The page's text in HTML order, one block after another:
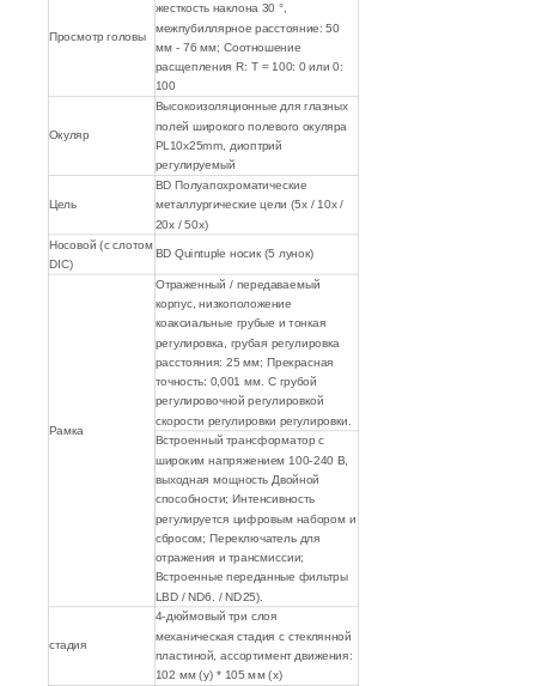
Просмотр головы
жесткость наклона 30 °,
межпубиллярное расстояние: 50
мм - 76 мм; Соотношение
расщепления R: T = 100: 0 или 0:
100
Окуляр
Высокоизоляционные для глазных
полей широкого полевого окуляра
PL10x25mm, диоптрий
регулируемый
Цель
BD Полуапохроматические
металлургические цели (5x / 10x /
20x / 50x)
Носовой (с слотом
DIC)
BD Quintuple носик (5 лунок)
Рамка
Отраженный / передаваемый
корпус, низкоположение
коаксиальные грубые и тонкая
регулировка, грубая регулировка
расстояния: 25 мм; Прекрасная
точность: 0,001 мм. С грубой
регулировочной регулировкой
скорости регулировки регулировки.
Встроенный трансформатор с
широким напряжением 100-240 В,
выходная мощность Двойной
способности; Интенсивность
регулируется цифровым набором и
сбросом; Переключатель для
отражения и трансмиссии;
Встроенные переданные фильтры
LBD / ND6. / ND25).
стадия
4-дюймовый три слоя
механическая стадия с стеклянной
пластиной, ассортимент движения:
102 мм (y) * 105 мм (х)